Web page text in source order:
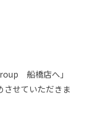
船橋店へ」
させていただきま